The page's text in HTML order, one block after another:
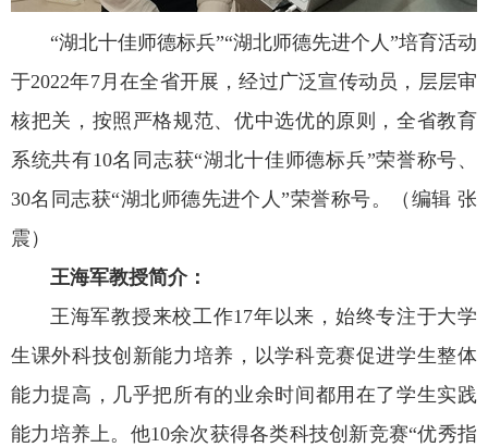
“湖北十佳师德标兵”“湖北师德先进个人”培育活动
于2022年7月在全省开展，经过广泛宣传动员，层层审
核把关，按照严格规范、优中选优的原则，全省教育
系统共有10名同志获“湖北十佳师德标兵”荣誉称号、
30名同志获“湖北师德先进个人”荣誉称号。（编辑 张
震）
王海军教授简介：
王海军教授来校工作17年以来，始终专注于大学
生课外科技创新能力培养，以学科竞赛促进学生整体
能力提高，几乎把所有的业余时间都用在了学生实践
能力培养上。他10余次获得各类科技创新竞赛“优秀指